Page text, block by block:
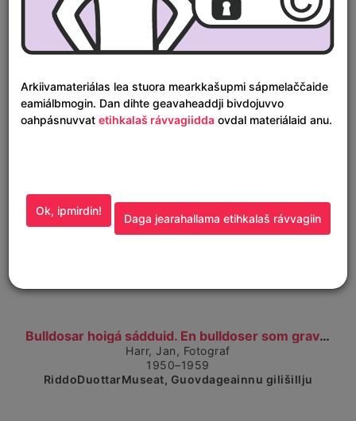
Nissonolmmoš boradeamen. En dame ved matbordet. (1...
Čájet dárkkes dieđuid
RiddoDuottarMuseat, Guovdageainnu gilišillju
Bulldosar hoigá sádduid. En bulldoser som graver....
Čájet dárkkes dieđuid
Harr, Jan, Fotograf
1950–1959
RiddoDuottarMuseat, Guovdageainnu gilišillju
Arkiivamateriálas lea stuora mearkkašupmi sápmelaččaide
eamiálbmogin. Dan dihte geavaheaddji bivdojuvvo
oahpásnuvvat etihkalaš rávvagiidda ovdal materiálaid anu.
Ok, ipmirdin!
Daga jearahallama etihkalaš rávvagiin